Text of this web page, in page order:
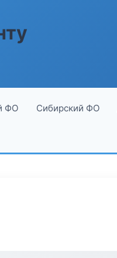
ФО Сибирский ФО